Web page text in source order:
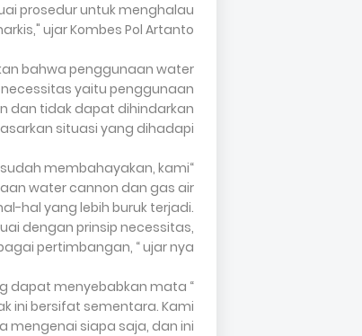
prosedur untuk menghalau
ujar Kombes Pol Artanto.
bahwa penggunaan water
yaitu penggunaan
dan tidak dapat dihindarkan
situasi yang dihadapi.
membahayakan, kami
water cannon dan gas air
hal yang lebih buruk terjadi.
dengan prinsip necessitas,
pertimbangan, “ ujar nya
dapat menyebabkan mata
ini bersifat sementara. Kami
siapa saja, dan ini